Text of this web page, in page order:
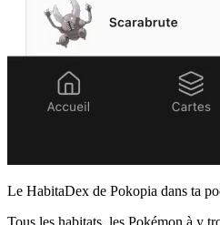
Le HabitaDex de Pokopia dans ta